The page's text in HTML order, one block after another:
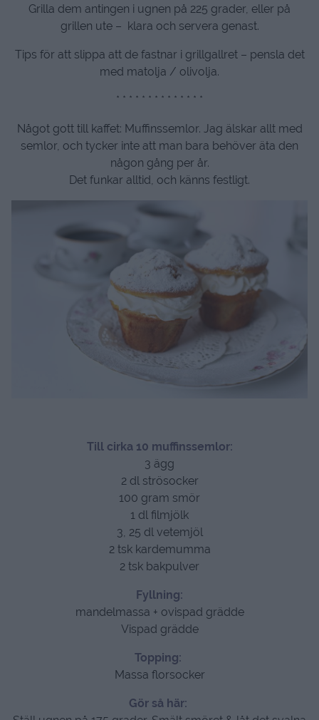
Grilla dem antingen i ugnen på 225 grader, eller på
grillen ute – klara och servera genast.
Tips för att slippa att de fastnar i grillgallret – pensla det
med matolja / olivolja.
* * * * * * * * * * * * * *
Något gott till kaffet: Muffinssemlor. Jag älskar allt med
semlor, och tycker inte att man bara behöver äta den
någon gång per år.
Det funkar alltid, och känns festligt.
Till cirka 10 muffinssemlor:
3 ägg
2 dl strösocker
100 gram smör
1 dl filmjölk
3, 25 dl vetemjöl
2 tsk kardemumma
2 tsk bakpulver
Fyllning:
mandelmassa + ovispad grädde
Vispad grädde
Topping:
Massa florsocker
Gör så här: